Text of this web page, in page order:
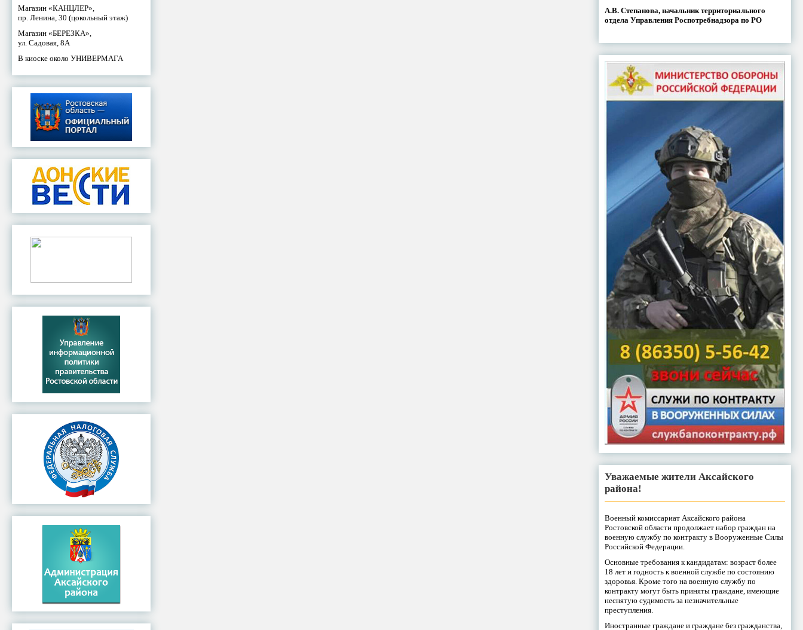
Магазин «КАНЦЛЕР»,
пр. Ленина, 30 (цокольный этаж)
Магазин «БЕРЕЗКА»,
ул. Садовая, 8А
В киоске около УНИВЕРМАГА
А.В. Степанова, начальник территориального
отдела Управления Роспотребнадзора по РО
Уважаемые жители Аксайского
района!
Военный комиссариат Аксайского района
Ростовской области продолжает набор граждан на
военную службу по контракту в Вооруженные Силы
Российской Федерации.
Основные требования к кандидатам: возраст более
18 лет и годность к военной службе по состоянию
здоровья. Кроме того на военную службу по
контракту могут быть приняты граждане, имеющие
неснятую судимость за незначительные
преступления.
Иностранные граждане и граждане без гражданства,